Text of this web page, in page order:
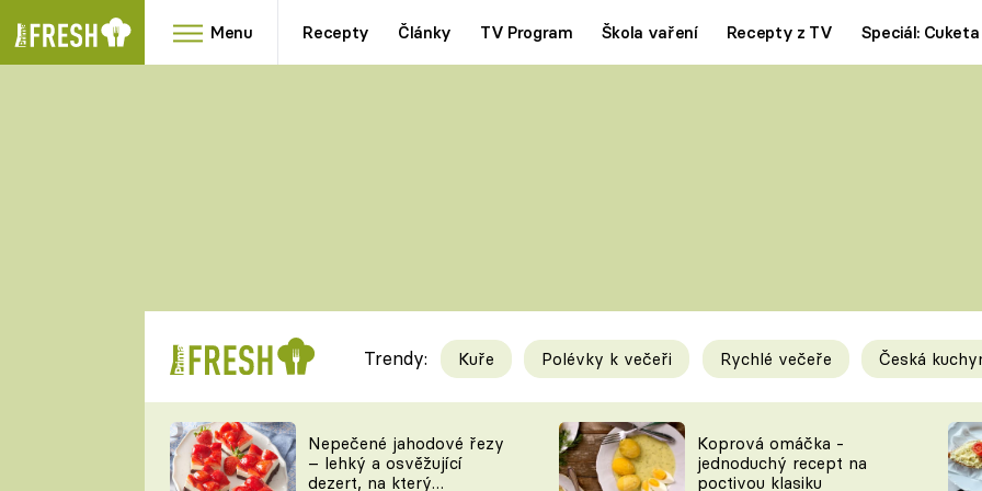
Menu Recepty Články TV Program Škola vaření Recepty z TV Speciál: Cuketa
RYCHLOVKY
Videorecepty
TEĎ VAŘÍ ŠÉF!
Tipy a triky
KAM ZA JÍDLEM
Trendy: Kuře Polévky k večeři Rychlé večeře Česká
Nepečené jahodové řezy
– lehký a osvěžující
dezert, na který
Koprová omáčka -
jednoduchý recept na
poctivou klasiku